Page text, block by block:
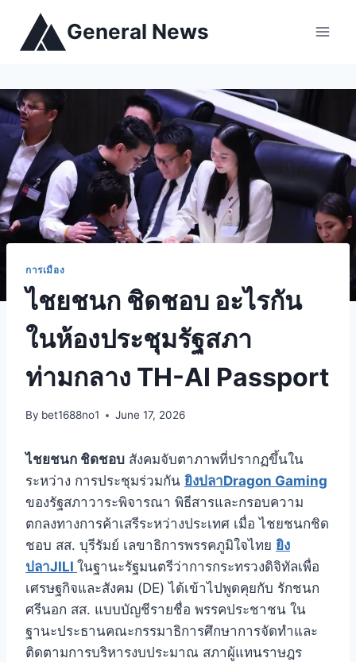
General News
การเมือง
ไชยชนก ชิดชอบ อะไรกัน
ในห้องประชุมรัฐสภา
ท่ามกลาง TH-AI Passport
By bet1688no1 June 17, 2026
ไชยชนก ชิดชอบ สังคมจับตาภาพที่ปรากฏขึ้นใน
ระหว่าง การประชุมร่วมกัน ยิงปลาDragon Gaming
ของรัฐสภาวาระพิจารณา พิธีสารและกรอบความ
ตกลงทางการค้าเสรีระหว่างประเทศ เมื่อ ไชยชนกชิด
ชอบ สส. บุรีรัมย์ เลขาธิการพรรคภูมิใจไทย ยิง
ปลาJILI ในฐานะรัฐมนตรีว่าการกระทรวงดิจิทัลเพื่อ
เศรษฐกิจและสังคม (DE) ได้เข้าไปพูดคุยกับ รักชนก
ศรีนอก สส. แบบบัญชีรายชื่อ พรรคประชาชน ใน
ฐานะประธานคณะกรรมาธิการศึกษาการจัดทำและ
ติดตามการบริหารงบประมาณ สภาผู้แทนราษฎร